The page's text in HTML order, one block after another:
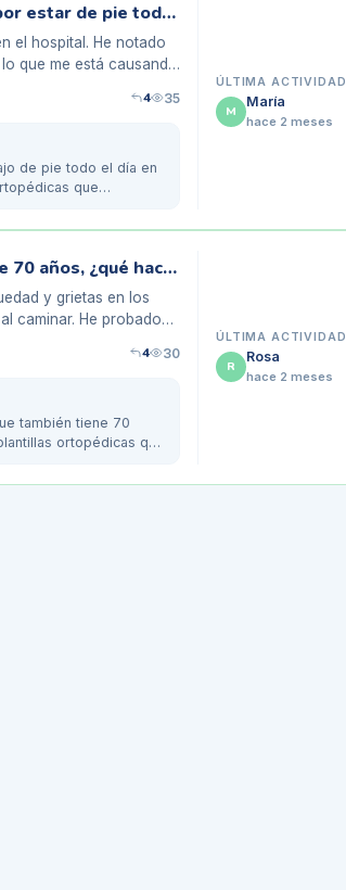
Soy enfermero y tengo grietas en los talones por estar de pie todo el día
el hospital. He notado
que me está causando
4 35
de pie todo el día en
que
ÚLTIMA ACTIVIDAD
M
María
hace 2 meses
Durezas y grietas en los talones de mi madre de 70 años, ¿qué hacer?
y grietas en los
caminar. He probado
4 30
también tiene 70
ortopédicas que
ÚLTIMA ACTIVIDAD
R
Rosa
hace 2 meses